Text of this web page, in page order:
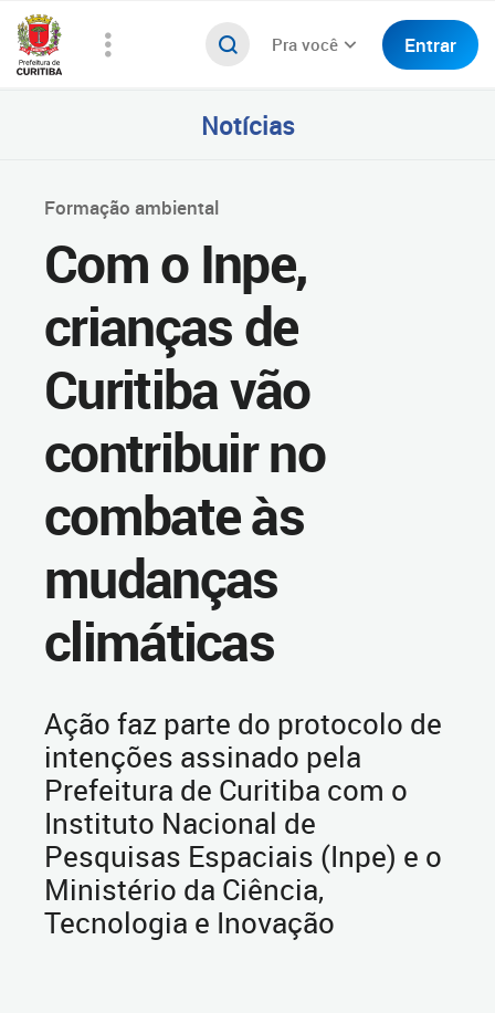
Pra você Entrar
Notícias
Formação ambiental
Com o Inpe,
crianças de
Curitiba vão
contribuir no
combate às
mudanças
climáticas
Ação faz parte do protocolo de
intenções assinado pela
Prefeitura de Curitiba com o
Instituto Nacional de
Pesquisas Espaciais (Inpe) e o
Ministério da Ciência,
Tecnologia e Inovação